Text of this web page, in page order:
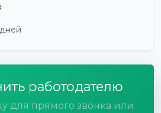
работодателю
для прямого звонка или